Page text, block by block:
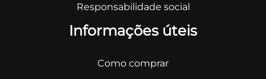
Responsabilidade social
Informações úteis
Como comprar